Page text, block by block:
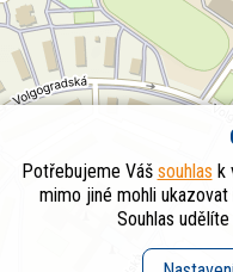
Potřebujeme Váš souhlas k
mimo jiné mohli
Souhlas udělíte